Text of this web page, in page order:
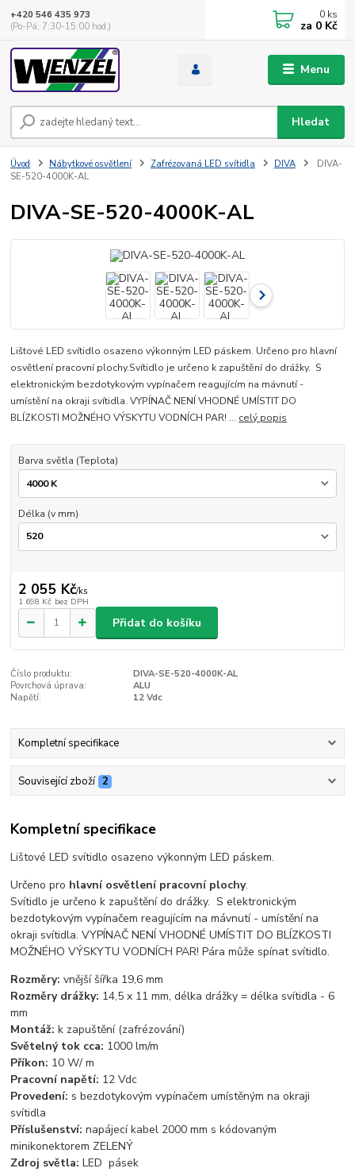
Menu
Hledat
+420 546 435 973
(Po-Pá, 7:30-15:00 hod.)
0 ks
za 0 Kč
Úvod Nábytkové osvětlení Zafrézovaná LED svítidla DIVA
DIVA-
SE-520-4000K-AL
DIVA-SE-520-4000K-AL
Lištové LED svítidlo osazeno výkonným LED páskem. Určeno pro hlavní
osvětlení pracovní plochy.Svítidlo je určeno k zapuštění do drážky. S
elektronickým bezdotykovým vypínačem reagujícím na mávnutí -
umístění na okraji svítidla. VYPÍNAČ NENÍ VHODNÉ UMÍSTIT DO
BLÍZKOSTI MOŽNÉHO VÝSKYTU VODNÍCH PAR! ... celý popis
Barva světla (Teplota)
Délka (v mm)
2 055 Kč/ks
1 698 Kč bez DPH
Přidat do košíku
Číslo produktu:
DIVA-SE-520-4000K-AL
Povrchová úprava:
ALU
Napětí:
12 Vdc
Kompletní specifikace
Související zboží 2
Kompletní specifikace
Lištové LED svítidlo osazeno výkonným LED páskem.
Určeno pro hlavní osvětlení pracovní plochy.
Svítidlo je určeno k zapuštění do drážky. S elektronickým
bezdotykovým vypínačem reagujícím na mávnutí - umístění na
okraji svítidla. VYPÍNAČ NENÍ VHODNÉ UMÍSTIT DO BLÍZKOSTI
MOŽNÉHO VÝSKYTU VODNÍCH PAR! Pára může spínat svítidlo.
Rozměry: vnější šířka 19,6 mm
Rozměry drážky: 14,5 x 11 mm, délka drážky = délka svítidla - 6
mm
Montáž: k zapuštění (zafrézování)
Světelný tok cca: 1000 lm/m
Příkon: 10 W/ m
Pracovní napětí: 12 Vdc
Provedení: s bezdotykovým vypínačem umístěným na okraji
svítidla
Příslušenství:napájecí kabel 2000 mm s kódovaným
minikonektorem ZELENÝ
Zdroj světla:LED pásek